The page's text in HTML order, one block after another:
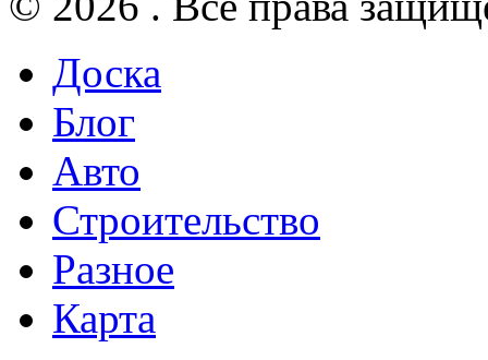
Доска
Блог
Авто
Строительство
Разное
Карта